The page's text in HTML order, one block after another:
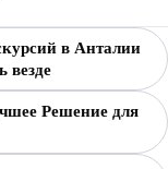
в Анталии
везде
Решение для